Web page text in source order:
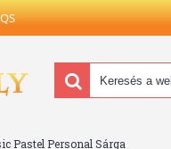
QS
Pastel Personal Sárga